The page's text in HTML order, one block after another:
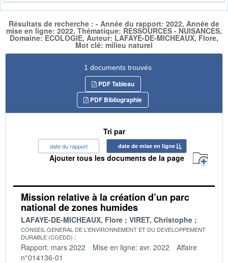
Résultats de recherche : - Année du rapport: 2022, Année de
mise en ligne: 2022, Thématique: RESSOURCES - NUISANCES,
Domaine: ECOLOGIE, Auteur: LAFAYE-DE-MICHEAUX, Flore,
Mot clé: milieu naturel
1 documents trouvés
PDF Tableau
PDF Bibliographie
Tri par
date du rapport date de mise en ligne
Ajouter tous les documents de la page
Mission relative à la création d’un parc
national de zones humides
LAFAYE-DE-MICHEAUX, Flore VIRET, Christophe
CONSEIL GENERAL DE L'ENVIRONNEMENT ET DU DEVELOPPEMENT
DURABLE (CGEDD)
Rapport: mars 2022 Mise en ligne: avr. 2022
Affaire
n°014136-01